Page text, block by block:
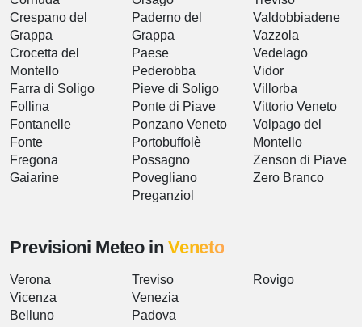
Crespano del
Grappa
Crocetta del
Montello
Farra di Soligo
Follina
Fontanelle
Fonte
Fregona
Gaiarine
Paderno del
Grappa
Paese
Pederobba
Pieve di Soligo
Ponte di Piave
Ponzano Veneto
Portobuffolè
Possagno
Povegliano
Preganziol
Valdobbiadene
Vazzola
Vedelago
Vidor
Villorba
Vittorio Veneto
Volpago del
Montello
Zenson di Piave
Zero Branco
Previsioni Meteo inVeneto
Verona
Vicenza
Belluno
Treviso
Venezia
Padova
Rovigo